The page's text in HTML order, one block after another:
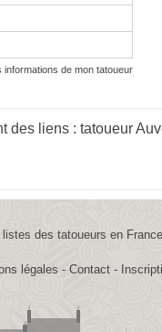
informations de mon tatoueur
des liens : tatoueur
des tatoueurs en France
légales - Contact -